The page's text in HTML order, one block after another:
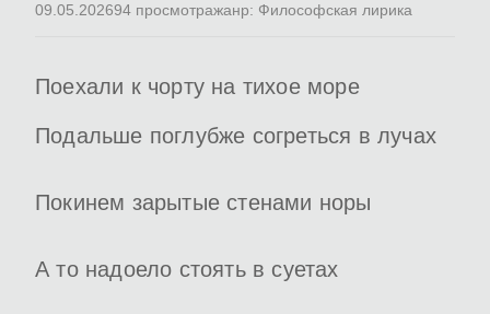
09.05.202694 просмотражанр: Философская лирика
Поехали к чорту на тихое море
Подальше поглубже согреться в лучах
Покинем зарытые стенами норы
А то надоело стоять в суетах